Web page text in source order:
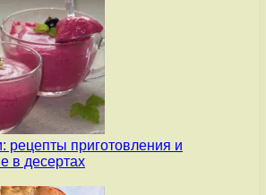
рецепты приготовления и
в десертах